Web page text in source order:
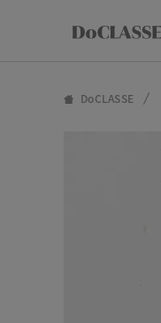
DoCLASSE